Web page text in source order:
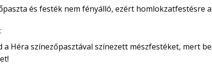
és festék nem fényálló, ezért homlokzatfestésre
a Héra színezőpasztával színezett mészfestéket, mert